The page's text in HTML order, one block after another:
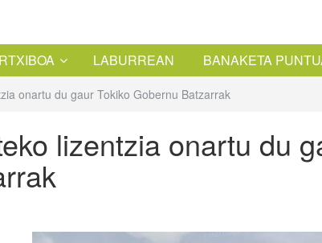
LABURREAN BANAKETA
onartu du gaur Tokiko Gobernu Batzarrak
lizentzia onartu du